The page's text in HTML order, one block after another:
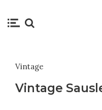
Vintage
Vintage